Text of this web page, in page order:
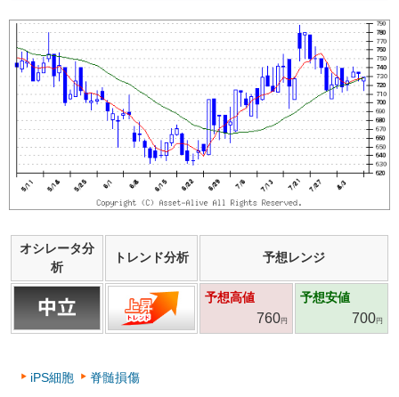
オシレータ分
析
トレンド分析 予想レンジ
予想高値
760円
予想安値
700円
iPS細胞 脊髄損傷